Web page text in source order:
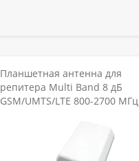
Планшетная антенна для
репитера Multi Band 8 дБ
GSM/UMTS/LTE 800-2700 МГц